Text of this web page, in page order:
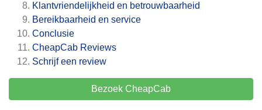
Klantvriendelijkheid en betrouwbaarheid
Bereikbaarheid en service
Conclusie
CheapCab Reviews
Schrijf een review
Bezoek CheapCab